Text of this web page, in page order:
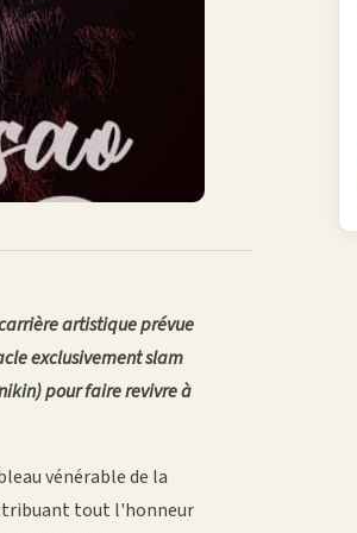
artistique prévue
exclusivement slam
pour faire revivre à
vénérable de la
tout l'honneur